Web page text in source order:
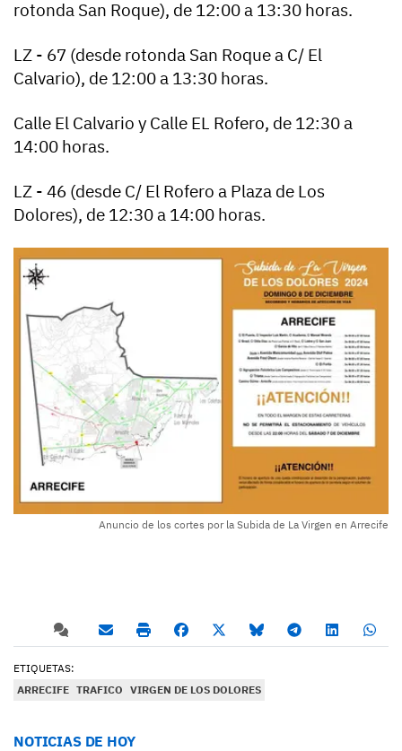
rotonda San Roque), de 12:00 a 13:30 horas.
LZ - 67 (desde rotonda San Roque a C/ El
Calvario), de 12:00 a 13:30 horas.
Calle El Calvario y Calle EL Rofero, de 12:30 a
14:00 horas.
LZ - 46 (desde C/ El Rofero a Plaza de Los
Dolores), de 12:30 a 14:00 horas.
Anuncio de los cortes por la Subida de La Virgen en Arrecife
ETIQUETAS:
ARRECIFE TRAFICO VIRGEN DE LOS DOLORES
NOTICIAS DE HOY